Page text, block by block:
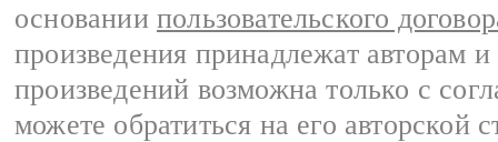
основании пользовательского
произведения принадлежат авторам
произведений возможна только с
можете обратиться на его авторской